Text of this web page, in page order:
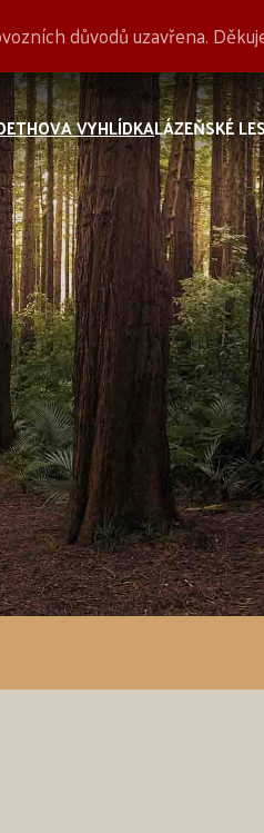
důvodů uzavřena.
VYHLÍDKALÁZEŇSKÉ